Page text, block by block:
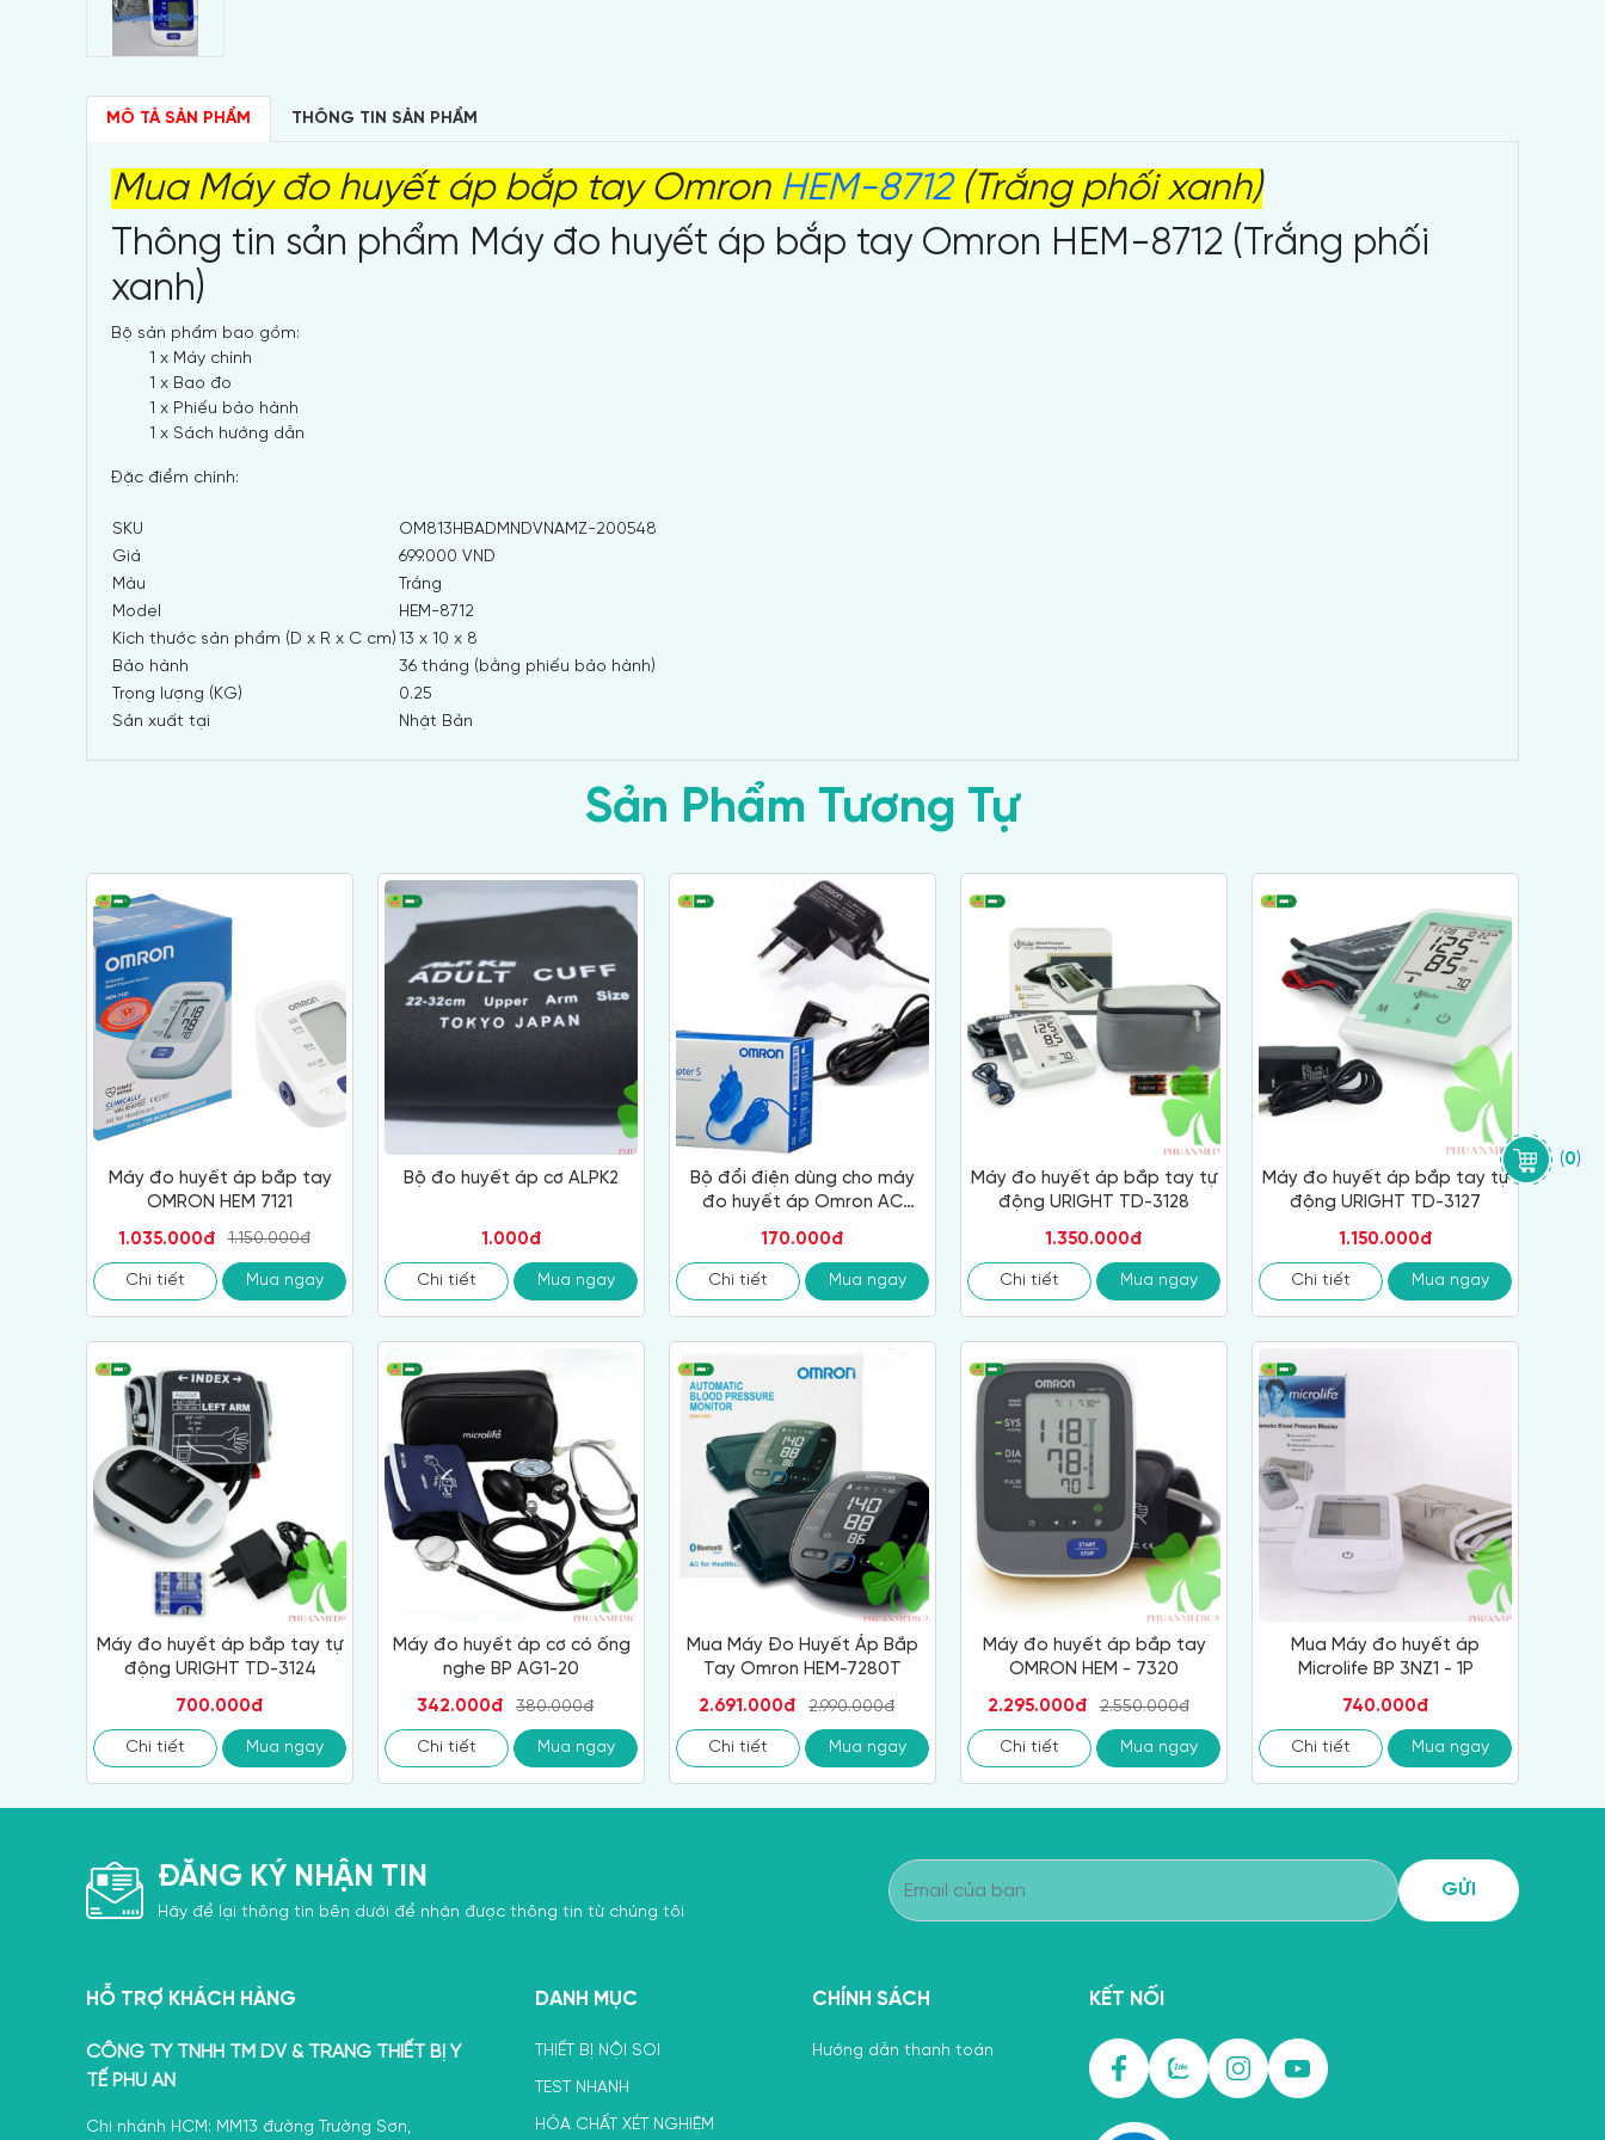
(0)
MÔ TẢ SẢN PHẨM THÔNG TIN SẢN PHẨM
Mua Máy đo huyết áp bắp tay Omron HEM-8712(Trắng phối xanh)
Thông tin sản phẩm Máy đo huyết áp bắp tay Omron HEM-8712 (Trắng phối
xanh)
Bộ sản phẩm bao gồm:
1 x Máy chính
1 x Bao đo
1 x Phiếu bảo hành
1 x Sách hướng dẫn
Đặc điểm chính:
SKU
OM813HBADMNDVNAMZ-200548
Giá
699.000 VND
Màu
Trắng
Model
HEM-8712
Kích thước sản phẩm (D x R x C cm) 13 x 10 x 8
Bảo hành
36 tháng (bằng phiếu bảo hành)
Trọng lượng (KG)
0.25
Sản xuất tại
Nhật Bản
Sản Phẩm Tương Tự
Máy đo huyết áp bắp tay
OMRON HEM 7121
1.035.000đ
1.150.000đ
Chi tiết Mua ngay
Bộ đo huyết áp cơ ALPK2
1.000đ
Chi tiết Mua ngay
Bộ đổi điện dùng cho máy
đo huyết áp Omron AC
170.000đ
Chi tiết Mua ngay
Máy đo huyết áp bắp tay tự
động URIGHT TD-3128
1.350.000đ
Chi tiết Mua ngay
Máy đo huyết áp bắp tay tự
động URIGHT TD-3127
1.150.000đ
Chi tiết Mua ngay
Máy đo huyết áp bắp tay tự
động URIGHT TD-3124
700.000đ
Chi tiết Mua ngay
Máy đo huyết áp cơ có ống
nghe BP AG1-20
342.000đ
380.000đ
Chi tiết Mua ngay
Mua Máy Đo Huyết Áp Bắp
Tay Omron HEM-7280T
2.691.000đ
2.990.000đ
Chi tiết Mua ngay
Máy đo huyết áp bắp tay
OMRON HEM - 7320
2.295.000đ
2.550.000đ
Chi tiết Mua ngay
Mua Máy đo huyết áp
Microlife BP 3NZ1 - 1P
740.000đ
Chi tiết Mua ngay
ĐĂNG KÝ NHẬN TIN
Hãy để lại thông tin bên dưới để nhận được thông tin từ chúng tôi
HỖ TRỢ KHÁCH HÀNG
CÔNG TY TNHH TM DV & TRANG THIẾT BỊ Y
TẾ PHÚ AN
Chi nhánh HCM: MM13 đường Trường Sơn,
DANH MỤC
THIẾT BỊ NỘI SOI
TEST NHANH
HÓA CHẤT XÉT NGHIỆM
CHÍNH SÁCH
Hướng dẫn thanh toán
KẾT NỐI